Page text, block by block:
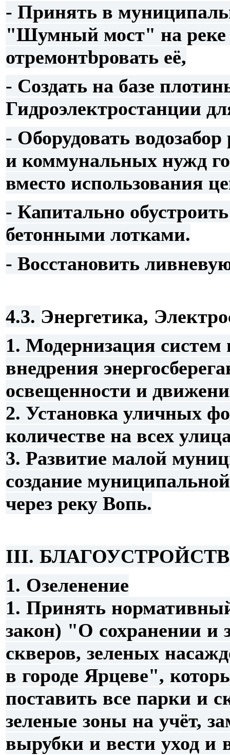
- Принять в
"Шумный мост" на реке
отремонтbровать её,
- Создать на базе
Гидроэлектростанции
- Оборудовать
и коммунальных нужд
вместо использования
- Капитально
бетонными лотками.
- Восстановить
4.3. Энергетика,
1. Модернизация систем
внедрения
освещенности и
2. Установка уличных
количестве на всех
3. Развитие малой
создание
через реку Вопь.
III.
1. Озеленение
1.Принять
закон) "О сохранении и
скверов, зеленых
в городе Ярцеве",
поставить все парки и
зеленые зоны на учёт,
вырубки и вести уход и